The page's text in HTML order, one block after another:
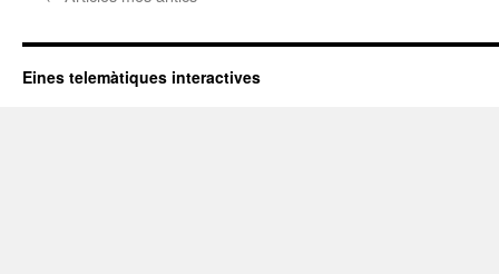
Eines telemàtiques interactives